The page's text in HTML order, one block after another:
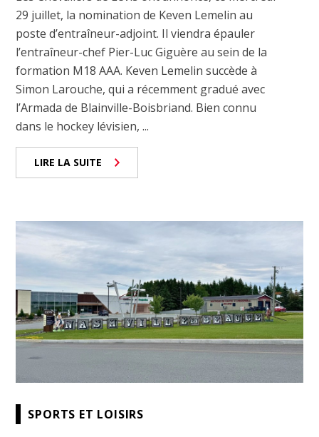
29 juillet, la nomination de Keven Lemelin au
poste d’entraîneur-adjoint. Il viendra épauler
l’entraîneur-chef Pier-Luc Giguère au sein de la
formation M18 AAA. Keven Lemelin succède à
Simon Larouche, qui a récemment gradué avec
l’Armada de Blainville-Boisbriand. Bien connu
dans le hockey lévisien, ...
LIRE LA SUITE
SPORTS ET LOISIRS